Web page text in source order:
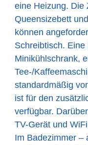
eine Heizung. Die
Queensizebett
können
Schreibtisch.
Minikühlschrank,
Tee-/
standardmäßig
ist für den
verfügbar.
TV-Gerät und
Im Badezimmer –